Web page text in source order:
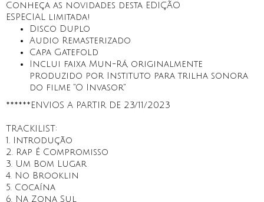
Conheça as novidades desta EDIÇÃO
ESPECIAL limitada!
Disco Duplo
Audio Remasterizado
Capa Gatefold
Inclui faixa Mun-Rá, originalmente
produzido por Instituto para trilha sonora
do filme "O Invasor"
******ENVIOS A PARTIR DE 23/11/2023
TRACKILIST:
1. Introdução
2. Rap É Compromisso
3. Um Bom Lugar
4. No Brooklin
5. Cocaína
6. Na Zona Sul